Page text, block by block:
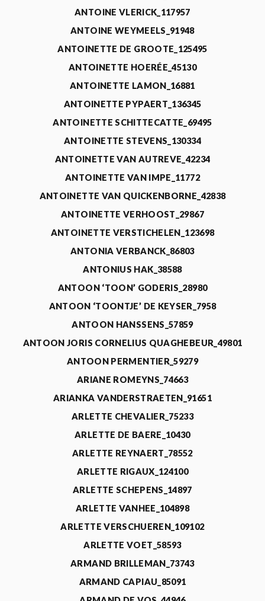
ANTOINE VLERICK_117957
ANTOINE WEYMEELS_91948
ANTOINETTE DE GROOTE_125495
ANTOINETTE HOERÉE_45130
ANTOINETTE LAMON_16881
ANTOINETTE PYPAERT_136345
ANTOINETTE SCHITTECATTE_69495
ANTOINETTE STEVENS_130334
ANTOINETTE VAN AUTREVE_42234
ANTOINETTE VAN IMPE_11772
ANTOINETTE VAN QUICKENBORNE_42838
ANTOINETTE VERHOOST_29867
ANTOINETTE VERSTICHELEN_123698
ANTONIA VERBANCK_86803
ANTONIUS HAK_38588
ANTOON ‘TOON’ GODERIS_28980
ANTOON ‘TOONTJE’ DE KEYSER_7958
ANTOON HANSSENS_57859
ANTOON JORIS CORNELIUS QUAGHEBEUR_49801
ANTOON PERMENTIER_59279
ARIANE ROMEYNS_74663
ARIANKA VANDERSTRAETEN_91651
ARLETTE CHEVALIER_75233
ARLETTE DE BAERE_10430
ARLETTE REYNAERT_78552
ARLETTE RIGAUX_124100
ARLETTE SCHEPENS_14897
ARLETTE VANHEE_104898
ARLETTE VERSCHUEREN_109102
ARLETTE VOET_58593
ARMAND BRILLEMAN_73743
ARMAND CAPIAU_85091